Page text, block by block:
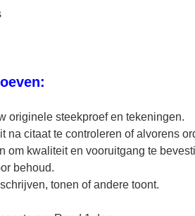
originele steekproef en tekeningen.
na citaat te controleren of alvorens
om kwaliteit en vooruitgang te
behoud.
tonen of andere toont.